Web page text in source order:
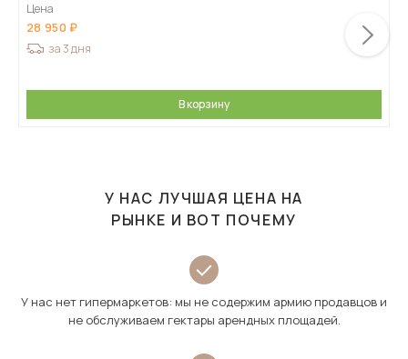
Цена
28 950
за 3 дня
В корзину
У НАС ЛУЧШАЯ ЦЕНА НА
РЫНКЕ И ВОТ ПОЧЕМУ
У нас нет гипермаркетов: мы не содержим армию продавцов и
не обслуживаем гектары арендных площадей.